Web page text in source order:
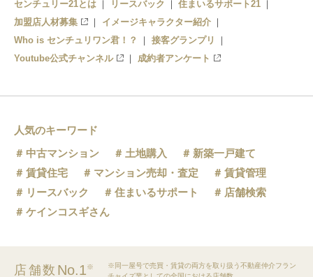
センチュリー21とは
リースバック
住まいるサポート21
加盟店人材募集
イメージキャラクター紹介
Who is センチュリワン君！？
接客グランプリ
Youtube公式チャンネル
成約者アンケート
人気のキーワード
中古マンション
土地購入
新築一戸建て
賃貸住宅
マンション売却・査定
賃貸管理
リースバック
住まいるサポート
店舗検索
ケインコスギさん
店舗数 No.1※
※同一屋号で売買・賃貸の両方を取り扱う不動産仲介フラン